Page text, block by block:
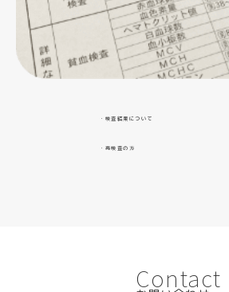
・検査結果について
・再検査の方
Contact